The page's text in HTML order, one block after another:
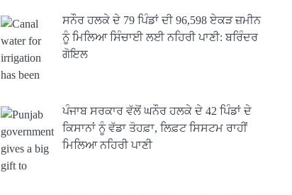
ਸਨੌਰ ਹਲਕੇ ਦੇ 79 ਪਿੰਡਾਂ ਦੀ 96,598 ਏਕੜ ਜ਼ਮੀਨ
ਨੂੰ ਮਿਲਿਆ ਸਿੰਚਾਈ ਲਈ ਨਹਿਰੀ ਪਾਣੀ: ਬਰਿੰਦਰ
ਗੋਇਲ
ਪੰਜਾਬ ਸਰਕਾਰ ਵੱਲੋਂ ਘਨੌਰ ਹਲਕੇ ਦੇ 42 ਪਿੰਡਾਂ ਦੇ
ਕਿਸਾਨਾਂ ਨੂੰ ਵੱਡਾ ਤੋਹਫ਼ਾ, ਲਿਫ਼ਟ ਸਿਸਟਮ ਰਾਹੀਂ
ਮਿਲਿਆ ਨਹਿਰੀ ਪਾਣੀ